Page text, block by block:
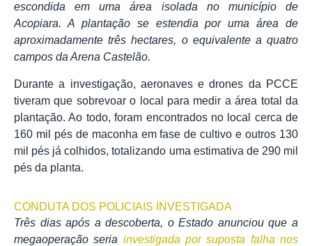
escondida em uma área isolada no município de
Acopiara. A plantação se estendia por uma área de
aproximadamente três hectares, o equivalente a quatro
campos da Arena Castelão.
Durante a investigação, aeronaves e drones da PCCE
tiveram que sobrevoar o local para medir a área total da
plantação. Ao todo, foram encontrados no local cerca de
160 mil pés de maconha em fase de cultivo e outros 130
mil pés já colhidos, totalizando uma estimativa de 290 mil
pés da planta.
CONDUTA DOS POLICIAIS INVESTIGADA
Três dias após a descoberta, o Estado anunciou que a
megaoperação seria investigada por suposta falha nos